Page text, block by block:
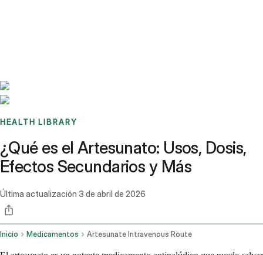
HEALTH LIBRARY
¿Qué es el Artesunato: Usos, Dosis,
Efectos Secundarios y Más
Última actualización 3 de abril de 2026
Inicio Medicamentos Artesunate Intravenous Route